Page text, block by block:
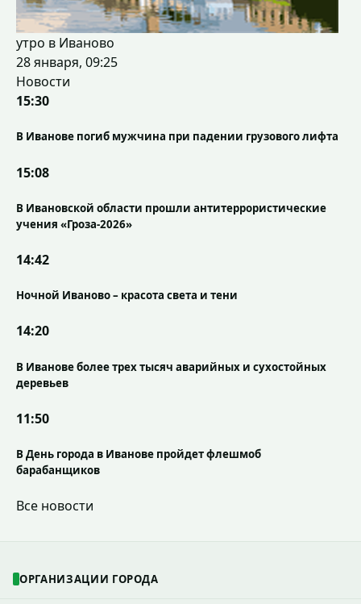
утро в Иваново
28 января, 09:25
Новости
15:30
В Иванове погиб мужчина при падении грузового лифта
15:08
В Ивановской области прошли антитеррористические
учения «Гроза-2026»
14:42
Ночной Иваново – красота света и тени
14:20
В Иванове более трех тысяч аварийных и сухостойных
деревьев
11:50
В День города в Иванове пройдет флешмоб
барабанщиков
Все новости
ОРГАНИЗАЦИИ ГОРОДА